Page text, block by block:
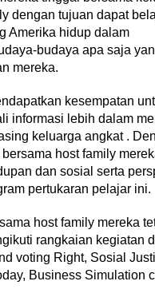
dengan tujuan dapat
Amerika hidup dalam
budaya apa saja
mereka.
kesempatan
informasi lebih dalam
keluarga angkat .
host family
dan sosial serta
pertukaran pelajar ini.
host family mereka
rangkaian kegiatan
voting Right, Sosial
Business Simulation